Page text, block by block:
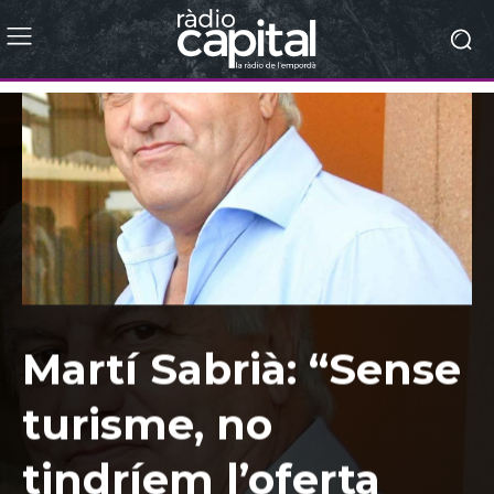
Martí Sabrià: “Sense
turisme, no
tindríem l’oferta